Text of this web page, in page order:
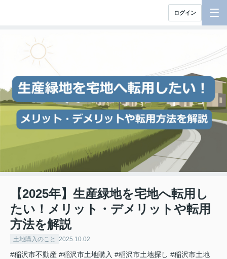
ログイン
【2025年】生産緑地を宅地へ転用し
たい！メリット・デメリットや転用
方法を解説
土地購入のこと 2025.10.02
#稲沢市不動産 #稲沢市土地購入 #稲沢市土地探し #稲沢市土地